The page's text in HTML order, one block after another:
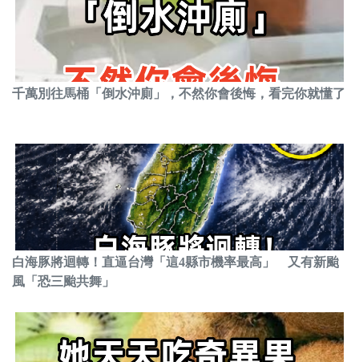
千萬別往馬桶「倒水沖廁」，不然你會後悔，看完你就懂了
白海豚將迴轉！直逼台灣「這4縣市機率最高」 又有新颱
風「恐三颱共舞」